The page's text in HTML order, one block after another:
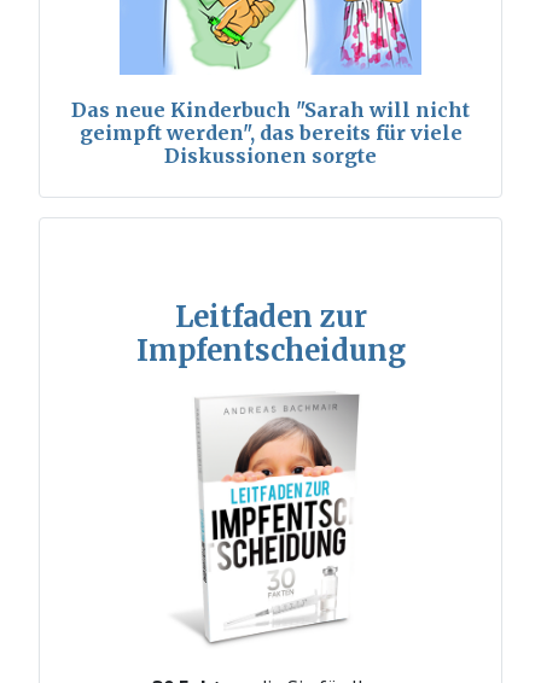
Das neue Kinderbuch "Sarah will nicht
geimpft werden", das bereits für viele
Diskussionen sorgte
Leitfaden zur
Impfentscheidung